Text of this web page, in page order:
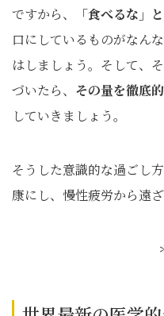
ですから、 「食べるな」
口にしているものがなん
はしましょう。そして、
づいたら、 その量を徹底
していきましょう。
そうした意識的な過ごし
康にし、慢性疲労から遠ざ